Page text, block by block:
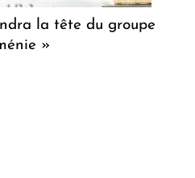
la tête du groupe
»